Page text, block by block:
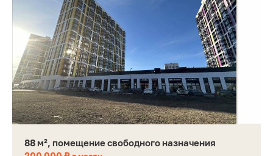
88 м², помещение свободного назначения